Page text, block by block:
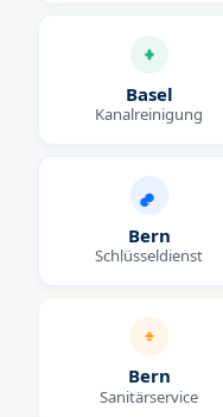
Basel
Kanalreinigung
Bern
Schlüsseldienst
Bern
Sanitärservice